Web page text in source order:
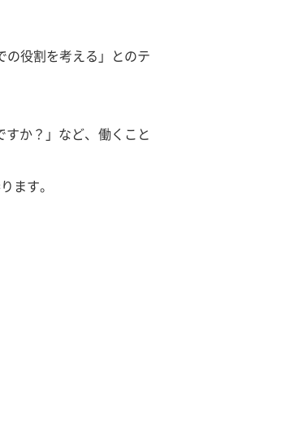
の役割を考える」とのテ
か？」など、働くこと
ます。